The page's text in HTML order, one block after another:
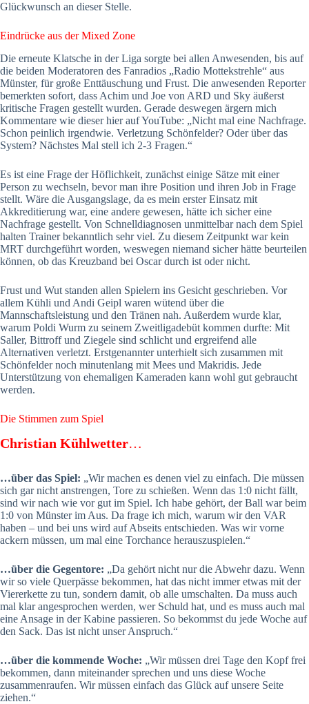
Glückwunsch an dieser Stelle.
Eindrücke aus der Mixed Zone
Die erneute Klatsche in der Liga sorgte bei allen Anwesenden, bis auf
die beiden Moderatoren des Fanradios „Radio Mottekstrehle“ aus
Münster, für große Enttäuschung und Frust. Die anwesenden Reporter
bemerkten sofort, dass Achim und Joe von ARD und Sky äußerst
kritische Fragen gestellt wurden. Gerade deswegen ärgern mich
Kommentare wie dieser hier auf YouTube: „Nicht mal eine Nachfrage.
Schon peinlich irgendwie. Verletzung Schönfelder? Oder über das
System? Nächstes Mal stell ich 2-3 Fragen.“
Es ist eine Frage der Höflichkeit, zunächst einige Sätze mit einer
Person zu wechseln, bevor man ihre Position und ihren Job in Frage
stellt. Wäre die Ausgangslage, da es mein erster Einsatz mit
Akkreditierung war, eine andere gewesen, hätte ich sicher eine
Nachfrage gestellt. Von Schnelldiagnosen unmittelbar nach dem Spiel
halten Trainer bekanntlich sehr viel. Zu diesem Zeitpunkt war kein
MRT durchgeführt worden, weswegen niemand sicher hätte beurteilen
können, ob das Kreuzband bei Oscar durch ist oder nicht.
Frust und Wut standen allen Spielern ins Gesicht geschrieben. Vor
allem Kühli und Andi Geipl waren wütend über die
Mannschaftsleistung und den Tränen nah. Außerdem wurde klar,
warum Poldi Wurm zu seinem Zweitligadebüt kommen durfte: Mit
Saller, Bittroff und Ziegele sind schlicht und ergreifend alle
Alternativen verletzt. Erstgenannter unterhielt sich zusammen mit
Schönfelder noch minutenlang mit Mees und Makridis. Jede
Unterstützung von ehemaligen Kameraden kann wohl gut gebraucht
werden.
Die Stimmen zum Spiel
Christian Kühlwetter…
…über das Spiel: „Wir machen es denen viel zu einfach. Die müssen
sich gar nicht anstrengen, Tore zu schießen. Wenn das 1:0 nicht fällt,
sind wir nach wie vor gut im Spiel. Ich habe gehört, der Ball war beim
1:0 von Münster im Aus. Da frage ich mich, warum wir den VAR
haben – und bei uns wird auf Abseits entschieden. Was wir vorne
ackern müssen, um mal eine Torchance herauszuspielen.“
…über die Gegentore: „Da gehört nicht nur die Abwehr dazu. Wenn
wir so viele Querpässe bekommen, hat das nicht immer etwas mit der
Viererkette zu tun, sondern damit, ob alle umschalten. Da muss auch
mal klar angesprochen werden, wer Schuld hat, und es muss auch mal
eine Ansage in der Kabine passieren. So bekommst du jede Woche auf
den Sack. Das ist nicht unser Anspruch.“
…über die kommende Woche: „Wir müssen drei Tage den Kopf frei
bekommen, dann miteinander sprechen und uns diese Woche
zusammenraufen. Wir müssen einfach das Glück auf unsere Seite
ziehen.“